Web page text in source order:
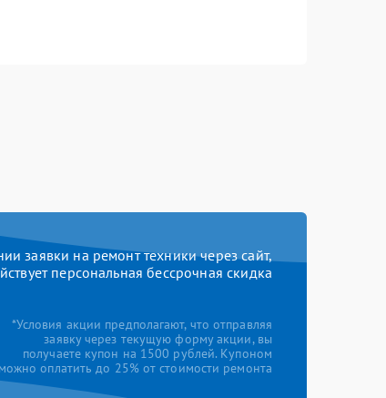
заявки на ремонт техники через сайт,
персональная бессрочная скидка
*Условия акции предполагают, что отправляя
заявку через текущую форму акции, вы
получаете купон на 1500 рублей. Купоном
можно оплатить до 25% от стоимости ремонта